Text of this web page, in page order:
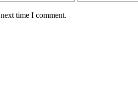
time I comment.